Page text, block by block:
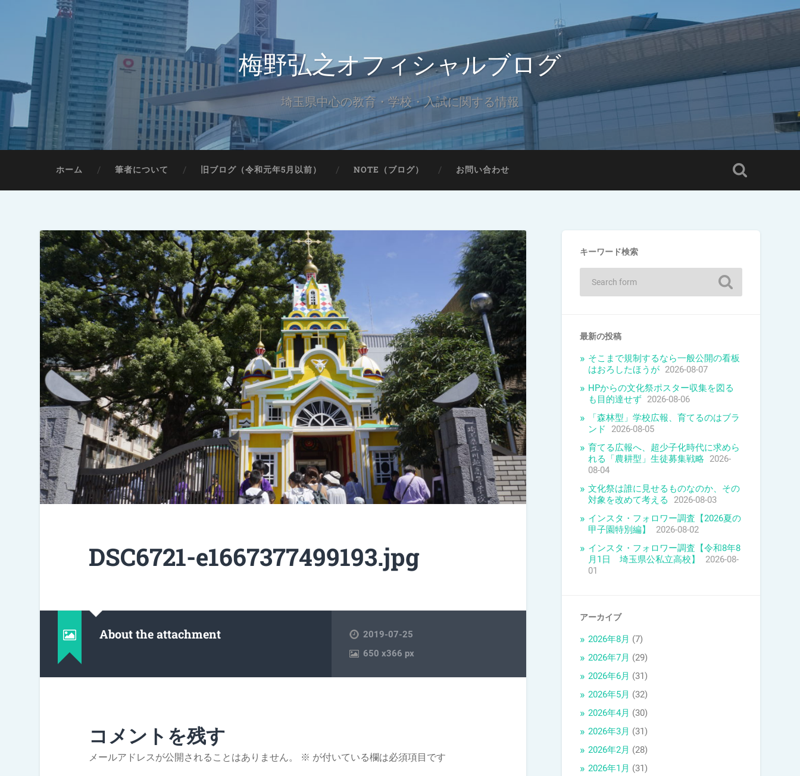
梅野弘之オフィシャルブログ
埼玉県中心の教育・学校・入試に関する情報
ホーム 筆者について 旧ブログ（令和元年5月以前） NOTE（ブログ） お問い合わせ
DSC6721-e1667377499193.jpg
About the attachment
2019-07-25
650x366 px
コメントを残す
メールアドレスが公開されることはありません。 ※ が付いている欄は必須項目です
キーワード検索
最新の投稿
そこまで規制するなら一般公開の看板
はおろしたほうが 2026-08-07
HPからの文化祭ポスター収集を図る
も目的達せず 2026-08-06
「森林型」学校広報、育てるのはブラ
ンド
2026-08-05
育てる広報へ、超少子化時代に求めら
れる「農耕型」生徒募集戦略 2026-
08-04
文化祭は誰に見せるものなのか、その
対象を改めて考える
2026-08-03
インスタ・フォロワー調査【2026夏の
甲子園特別編】
2026-08-02
インスタ・フォロワー調査【令和8年8
月1日 埼玉県公私立高校】
2026-08-
01
アーカイブ
2026年8月 (7)
2026年7月 (29)
2026年6月 (31)
2026年5月 (32)
2026年4月 (30)
2026年3月 (31)
2026年2月 (28)
2026年1月 (31)